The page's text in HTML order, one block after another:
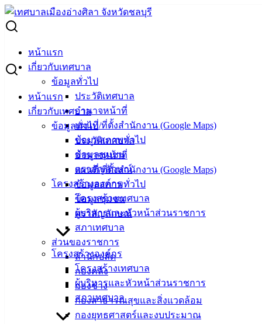
Skip
to
content
หน้าแรก
เกี่ยวกับเทศบาล
ข้อมูลทั่วไป
ประวัติเทศบาล
อำนาจหน้าที่
แผนที่/ที่ตั้งสำนักงาน (Google Maps)
ข้อมูลสภาพทั่วไป
ข้อมูลชุมชน
ตราสัญลักษณ์
โครงสร้างองค์กร
โครงสร้างเทศบาล
ผู้บริหารและหัวหน้าส่วนราชการ
สภาเทศบาล
ส่วนของราชการ
สำนักปลัด
กองคลัง
กองช่าง
กองสาธารณสุขและสิ่งแวดล้อม
กองยุทธศาสตร์และงบประมาณ
หน้าแรก
เกี่ยวกับเทศบาล
ข้อมูลทั่วไป
ประวัติเทศบาล
อำนาจหน้าที่
แผนที่/ที่ตั้งสำนักงาน (Google Maps)
ข้อมูลสภาพทั่วไป
ข้อมูลชุมชน
ตราสัญลักษณ์
โครงสร้างองค์กร
โครงสร้างเทศบาล
ผู้บริหารและหัวหน้าส่วนราชการ
สภาเทศบาล
Search
กิจกรรมแสดงเจตนารมณ์ต่อต้านทุจริตคอรัปชั่น
กิจกรรมแสดงเจตนารมณ์ต่อต้านทุจริต
คอรัปชั่น
ธันวาคม 17, 2021 เมษายน 26, 2022
วันที่ 17 ธันวาคม 2564 นายวินัย พ้นภัยพาล นายกเทศมนตรี
เมืองอ่างศิลา คณะผู้บริหาร พร้อมด้วยสมาชิกสภาเทศบาลเมือง
อ่างศิลา และหัวหน้าส่วนราชการ ร่วมกันจัดกิจกรรมแสดงออก
เชิงสัญลักษณ์ในการต่อต้านทุจริตคอรัปชั่น เพื่อเป็นการปลูกฝัง
ค่านิยมในการปฏิบัติงานของบุคลากรและเจ้าหน้าที่ของ
เทศบาลเมืองอ่างศิลา ให้เป็นไปด้วยความซื่อสัตย์สุจริต เป็นไป
ตามหลักธรรมมาภิบาล และเพื่อป้องกันการทุจริตคอรัปชั่นใน
ทุกรูปแบบ ณ ตึกแดง เทศบาลเมืองอ่างศิลา